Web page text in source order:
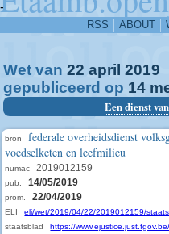
-
RSS ABOUT
Wet van 22 april 2019
gepubliceerd op 14
Een dienst
bron
federale overheidsdienst
voedselketen en leefmilieu
numac 2019012159
pub. 14/05/2019
prom. 22/04/2019
ELI
eli/wet/2019/04/22/2019012159/
staatsblad
https://